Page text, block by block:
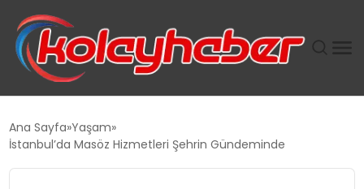
Ana Sayfa Yaşam
İstanbul’da Masöz Hizmetleri Şehrin Gündeminde